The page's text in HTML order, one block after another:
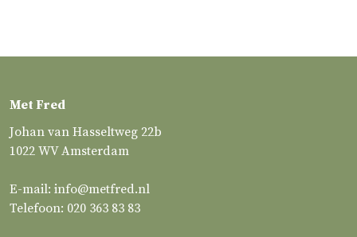
Met Fred
Johan van Hasseltweg 22b
1022 WV Amsterdam
E-mail: info@metfred.nl
Telefoon: 020 363 83 83